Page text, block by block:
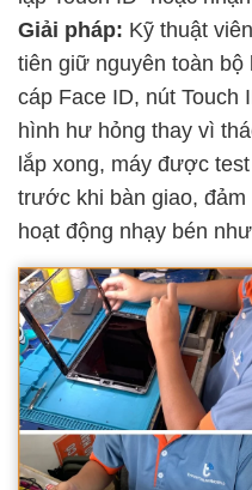
Giải pháp: Kỹ thuật
tiên giữ nguyên toàn bộ
cáp Face ID, nút Touch
hình hư hỏng thay vì
lắp xong, máy được
trước khi bàn giao, đảm
hoạt động nhạy bén